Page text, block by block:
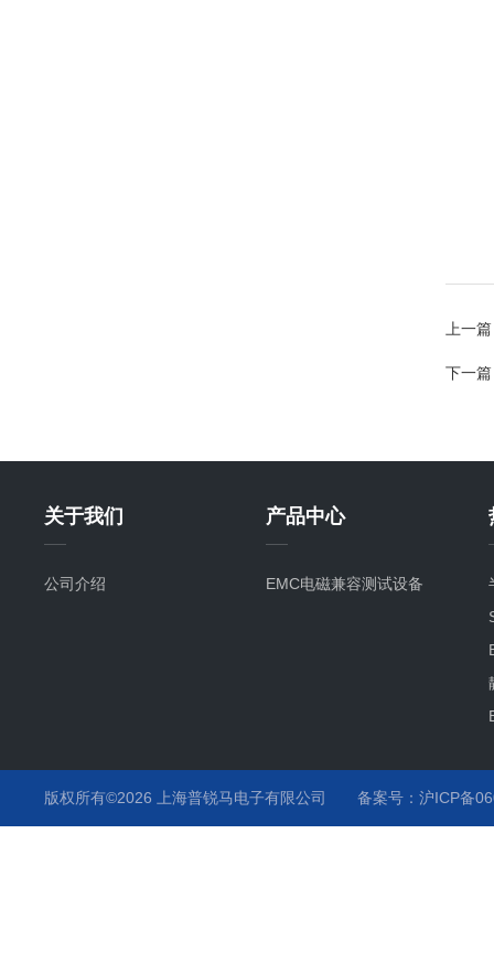
上一
下一
关于我们
公司介绍
产品中心
EMC电磁兼容测试设备
版权所有©2026 上海普锐马电子有限公司 备案号：沪ICP备